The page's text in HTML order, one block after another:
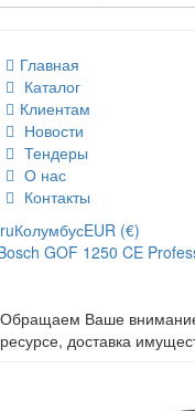
Главная
Каталог
Клиентам
Новости
Тендеры
О нас
Контакты
ruКолумбусEUR (€)
GOF 1250 CE
Обращаем Ваше
ресурсе, доставка